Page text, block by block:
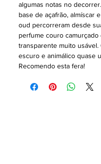
algumas notas no
base de açafrão, almíscar
oud percorreram desde
perfume couro
transparente muito
escuro e animálico quase
Recomendo esta fera!